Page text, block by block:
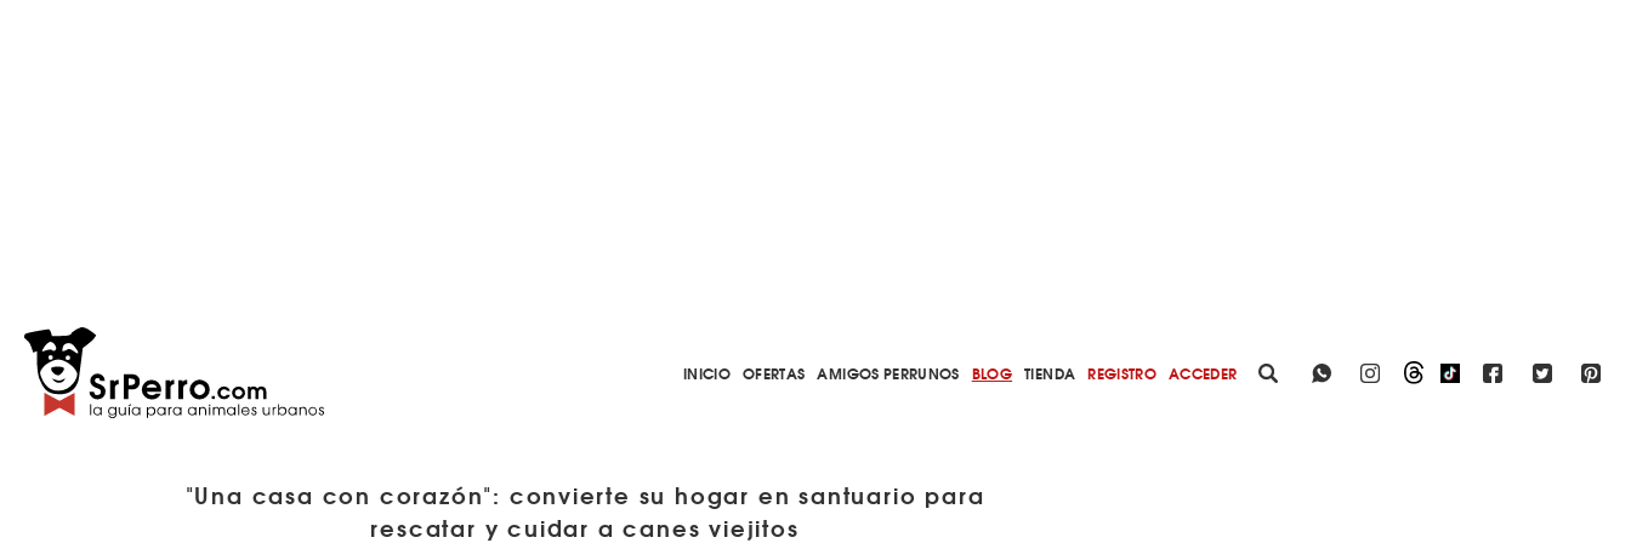
INICIO OFERTAS AMIGOS PERRUNOS BLOG TIENDA REGISTRO ACCEDER
"Una casa con corazón": convierte su hogar en santuario para
rescatar y cuidar a canes viejitos